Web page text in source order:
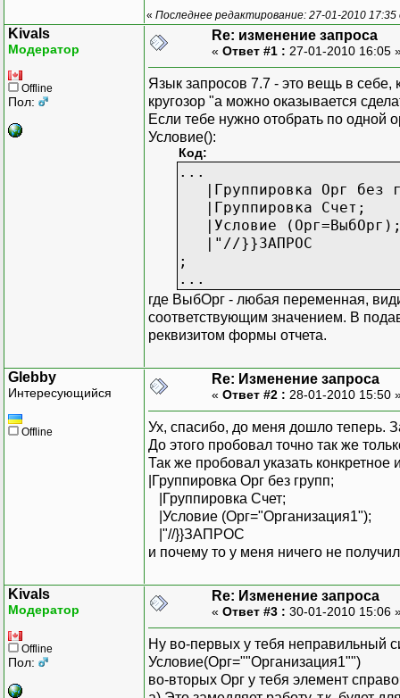
« Последнее редактирование: 27-01-2010
Kivals
Модератор
Offline
Пол:
Re: изменение запроса
« Ответ #1 : 27-01-2010 16:05
Язык запросов 7.7 - это вещь в себе,
кругозор "а можно оказывается
Если тебе нужно отобрать по одной
Условие():
Код:
...
|Группировка Орг без
|Группировка Счет;
|Условие
|"//}}ЗАПРОС
;
...
где ВыбОрг - любая переменная,
соответствующим значением. В
реквизитом формы отчета.
Glebby
Интересующийся
Offline
Re: Изменение запроса
« Ответ #2 : 28-01-2010 15:50
Ух, спасибо, до меня дошло теперь.
До этого пробовал точно так же
Так же пробовал указать конкретное
|Группировка Орг без групп;
|Группировка Счет;
|Условие (Орг="Организация1");
|"//}}ЗАПРОС
и почему то у меня ничего не
Kivals
Модератор
Offline
Пол:
Re: Изменение запроса
« Ответ #3 : 30-01-2010 15:06
Ну во-первых у тебя неправильный
Условие(Орг=""Организация1"")
во-вторых Орг у тебя элемент